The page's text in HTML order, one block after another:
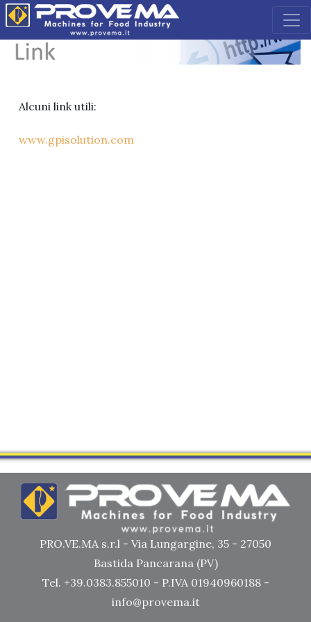
Alcuni link utili:
www.gpisolution.com
PRO.VE.MA s.r.l - Via Lungargine, 35 - 27050
Bastida Pancarana (PV)
Tel. +39.0383.855010 - P.IVA 01940960188 -
info@provema.it